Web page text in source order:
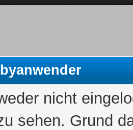
nicht
sehen. Grund